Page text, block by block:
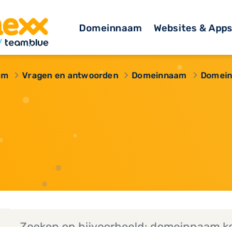
Domeinnaam Websites & Apps
Vragen en antwoorden Domeinnaam